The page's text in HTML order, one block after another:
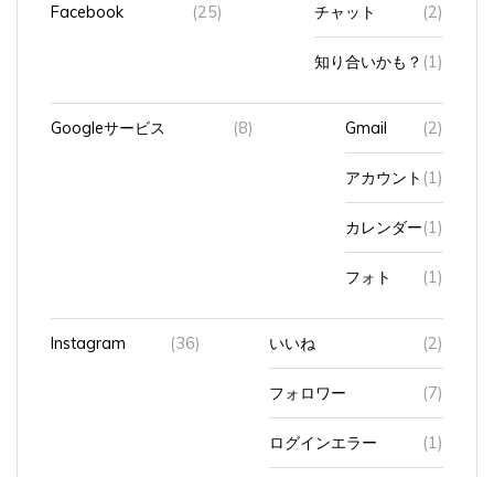
Facebook (25) チャット (2)
知り合いかも？ (1)
Googleサービス (8) Gmail (2)
アカウント (1)
カレンダー(1)
フォト (1)
Instagram (36) いいね (2)
フォロワー (7)
ログインエラー (1)